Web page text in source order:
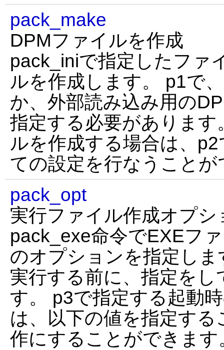
pack_make
DPMファイルを作成
pack_iniで指定したファ
ルを作成します。 p1で
か、外部読み込み用の
指定する必要がありま
ルを作成する場合は、
ての設定を行なうことが
pack_opt
実行ファイル作成オプシ
pack_exe命令でEXEフ
のオプションを指定し
実行する前に、指定を
す。 p3で指定する起動
は、以下の値を指定す
作にすることができます